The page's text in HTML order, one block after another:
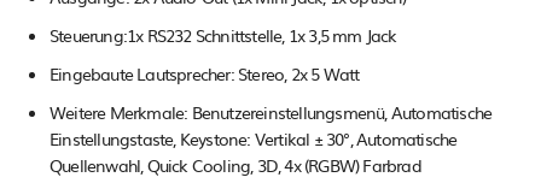
Steuerung:1x RS232 Schnittstelle, 1x 3,5 mm Jack
Eingebaute Lautsprecher: Stereo, 2x 5 Watt
Weitere Merkmale: Benutzereinstellungsmenü, Automatische
Einstellungstaste, Keystone: Vertikal ± 30°, Automatische
Quellenwahl, Quick Cooling, 3D, 4x (RGBW) Farbrad